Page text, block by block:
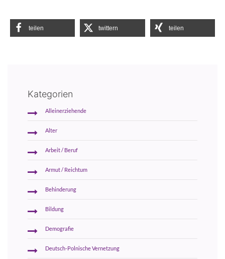
teilen twittern teilen
Kategorien
Alleinerziehende
Alter
Arbeit / Beruf
Armut / Reichtum
Behinderung
Bildung
Demografie
Deutsch-Polnische Vernetzung